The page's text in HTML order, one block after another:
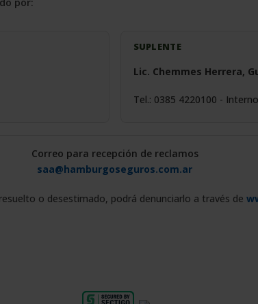
por:
SUPLENTE
Lic. Chemmes Herrera,
Tel.: 0385 4220100 -
Correo para recepción de reclamos
saa@hamburgoseguros.com.ar
o desestimado, podrá denunciarlo a través de